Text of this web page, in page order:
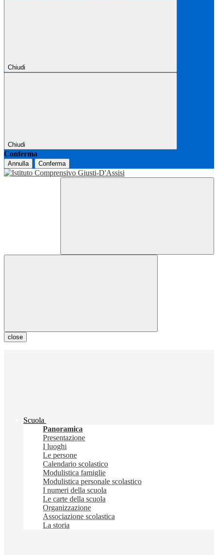
Chiudi
Chiudi
Conferma
Annulla Conferma
close
Scuola
Panoramica
Presentazione
I luoghi
Le persone
Calendario scolastico
Modulistica famiglie
Modulistica personale scolastico
I numeri della scuola
Le carte della scuola
Organizzazione
Associazione scolastica
La storia